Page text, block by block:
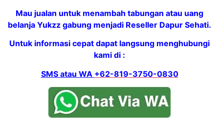
Mau jualan untuk menambah tabungan atau uang
belanja Yukzz gabung menjadi Reseller Dapur Sehati.
Untuk informasi cepat dapat langsung menghubungi
kami di :
SMS atau WA +62-819-3750-0830